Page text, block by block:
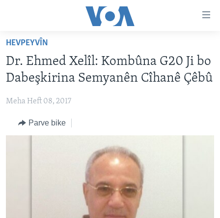
Yekser
naveroka
serekî
here
serekî
Yekser
DESTPÊK
NÛÇE
FOTO GALERÎ
RADYO
HERÊMÊN KURDAN
AMERÎKA
TIRKÎYE
HEVPEYVÎN
Dr. Ehmed Xelîl: Kombûna G20 Ji bo
Dabeşkirina Semyanên Cîhanê Çêbû
Meha Heft 08, 2017
Parve bike